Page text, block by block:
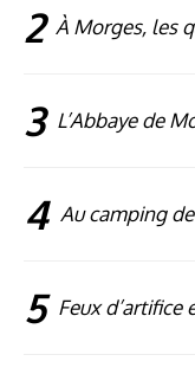
2 À Morges, les
3 L’Abbaye de
4 Au camping
5 Feux